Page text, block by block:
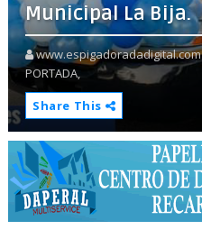
Municipal La Bija.
www.espigadoradadigital.com
PORTADA,
Share This